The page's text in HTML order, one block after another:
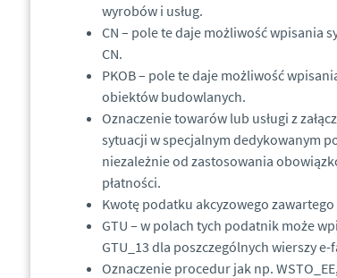
wyrobów i usług.
CN – pole te daje możliwość wpisania
CN.
PKOB – pole te daje możliwość
obiektów budowlanych.
Oznaczenie towarów lub usługi z
sytuacji w specjalnym dedykowanym
niezależnie od zastosowania
płatności.
Kwotę podatku akcyzowego
GTU – w polach tych podatnik może
GTU_13 dla poszczególnych wierszy e-
Oznaczenie procedur jak np.